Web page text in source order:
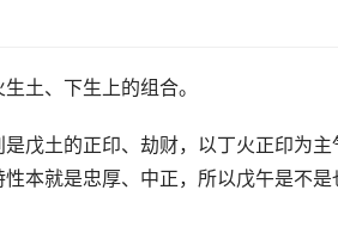
土、下生上的组合。
戊土的正印、劫财，以丁火正印为
本就是忠厚、中正，所以戊午是不